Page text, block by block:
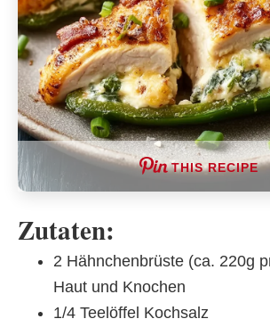
THIS RECIPE
Zutaten:
2 Hähnchenbrüste (ca. 220g
Haut und Knochen
1/4 Teelöffel Kochsalz